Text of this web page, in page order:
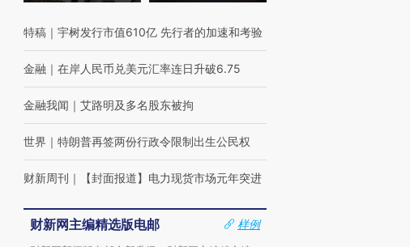
特稿 ｜ 宇树发行市值610亿 先行者的加速和考验
金融 ｜ 在岸人民币兑美元汇率连日升破6.75
金融我闻 ｜ 艾路明及多名股东被拘
世界 ｜ 特朗普再签两份行政令限制出生公民权
财新周刊 ｜ 【封面报道】电力现货市场元年突进
财新网主编精选版电邮
样例